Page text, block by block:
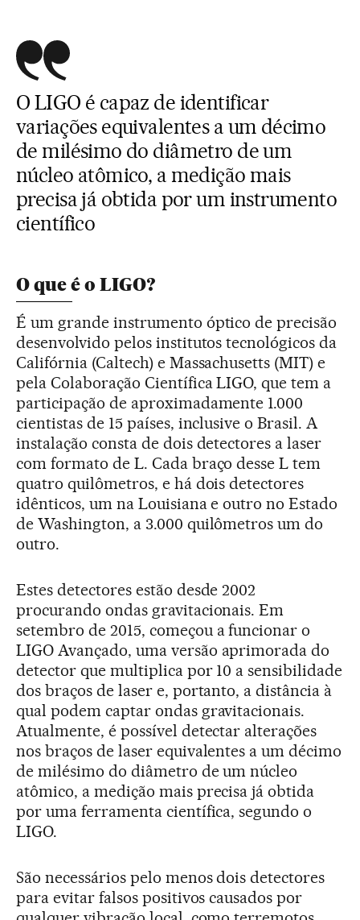
O LIGO é capaz de identificar
variações equivalentes a um décimo
de milésimo do diâmetro de um
núcleo atômico, a medição mais
precisa já obtida por um instrumento
científico
O que é o LIGO?
É um grande instrumento óptico de precisão
desenvolvido pelos institutos tecnológicos da
Califórnia (Caltech) e Massachusetts (MIT) e
pela Colaboração Científica LIGO, que tem a
participação de aproximadamente 1.000
cientistas de 15 países, inclusive o Brasil. A
instalação consta de dois detectores a laser
com formato de L. Cada braço desse L tem
quatro quilômetros, e há dois detectores
idênticos, um na Louisiana e outro no Estado
de Washington, a 3.000 quilômetros um do
outro.
Estes detectores estão desde 2002
procurando ondas gravitacionais. Em
setembro de 2015, começou a funcionar o
LIGO Avançado, uma versão aprimorada do
detector que multiplica por 10 a sensibilidade
dos braços de laser e, portanto, a distância à
qual podem captar ondas gravitacionais.
Atualmente, é possível detectar alterações
nos braços de laser equivalentes a um décimo
de milésimo do diâmetro de um núcleo
atômico, a medição mais precisa já obtida
por uma ferramenta científica, segundo o
LIGO.
São necessários pelo menos dois detectores
para evitar falsos positivos causados por